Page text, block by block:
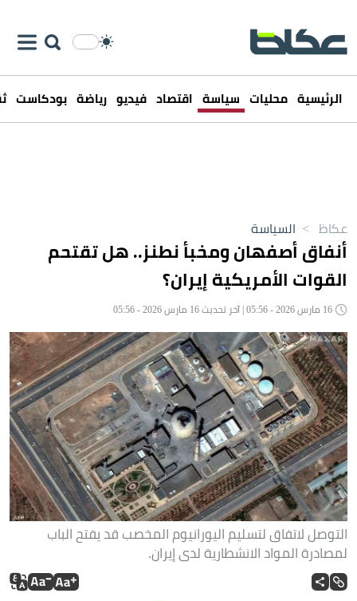
الرئيسية محليات سياسة اقتصاد فيديو رياضة بودكاست
عكاظ > السياسة
أنفاق أصفهان ومخبأ نطنز.. هل تقتحم
القوات الأمريكية إيران؟
التوصل لاتفاق لتسليم اليورانيوم المخصب قد يفتح الباب
لمصادرة المواد الانشطارية لدى إيران.